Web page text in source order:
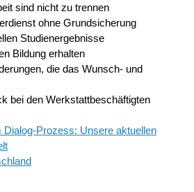
sind nicht zu trennen
ohne Grundsicherung
Studienergebnisse
Bildung erhalten
die das Wunsch- und
bei den Werkstattbeschäftigten
Dialog-Prozess: Unsere aktuellen